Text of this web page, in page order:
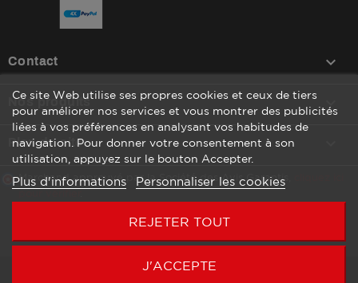
Contact keyboard_arrow_down
Nos produits 
Plan du site
Marchand approuvé par la Société des Avis Garantis,
Ce site Web utilise ses propres cookies et ceux de tiers
pour améliorer nos services et vous montrer des publicités
liées à vos préférences en analysant vos habitudes de
navigation. Pour donner votre consentement à son
utilisation, appuyez sur le bouton Accepter.
Plus d'informations Personnaliser les cookies
REJETER TOUT
J'ACCEPTE